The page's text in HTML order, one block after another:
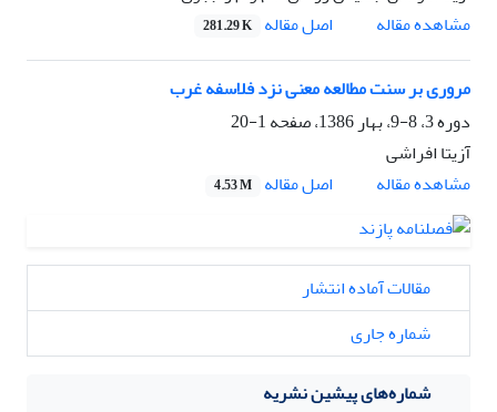
مشاهده مقاله
اصل مقاله 281.29 K
مروری بر سنت مطالعه معنی نزد فلاسفه غرب
دوره 3، 8-9، بهار 1386، صفحه
1-20
آزیتا افراشی
مشاهده مقاله
اصل مقاله 4.53 M
مقالات آماده انتشار
شماره جاری
شماره‌های پیشین نشریه